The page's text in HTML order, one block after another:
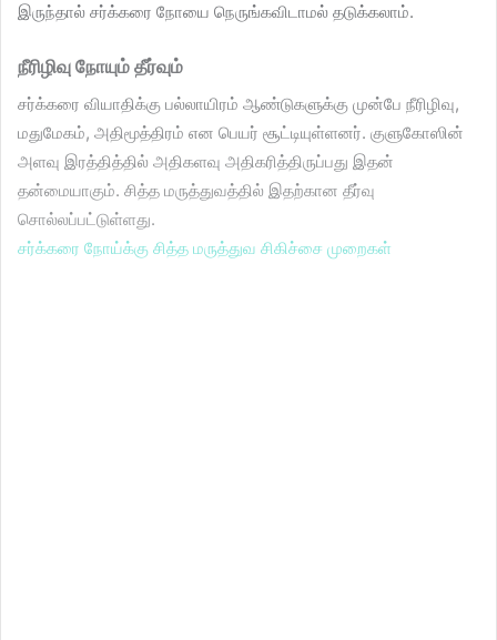
இருந்தால் சர்க்கரை நோயை நெருங்கவிடாமல் தடுக்கலாம்.
நீரிழிவு நோயும் தீர்வும்
சர்க்கரை வியாதிக்கு பல்லாயிரம் ஆண்டுகளுக்கு முன்பே நீரிழிவு,
மதுமேகம், அதிமூத்திரம் என பெயர் சூட்டியுள்ளனர். குளுகோஸின்
அளவு இரத்தித்தில் அதிகளவு அதிகரித்திருப்பது இதன்
தன்மையாகும். சித்த மருத்துவத்தில் இதற்கான தீர்வு
சொல்லப்பட்டுள்ளது.
சர்க்கரை நோய்க்கு சித்த மருத்துவ சிகிச்சை முறைகள்